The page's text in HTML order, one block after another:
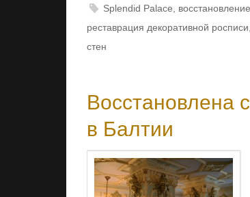
Splendid Palace
реставрация декоративной росписи
стен
Восстановлена
в Балтии